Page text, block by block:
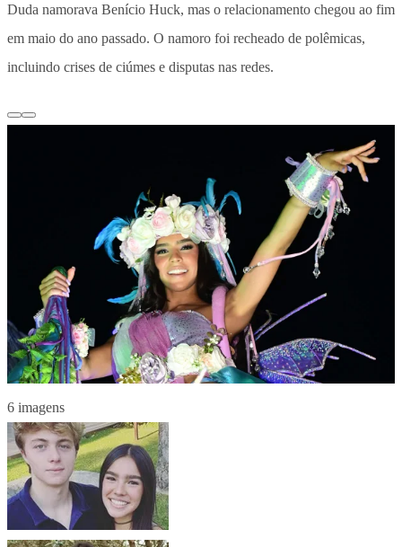
Duda namorava Benício Huck, mas o relacionamento chegou ao fim
em maio do ano passado. O namoro foi recheado de polêmicas,
incluindo crises de ciúmes e disputas nas redes.
6 imagens